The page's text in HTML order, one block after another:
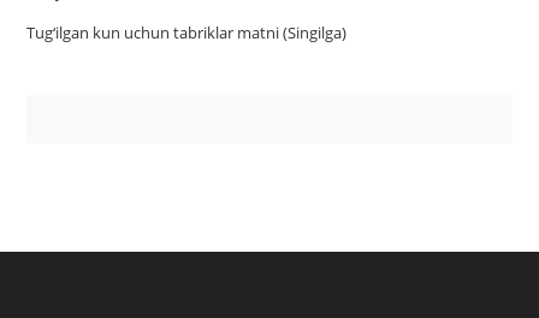
Tug‘ilgan kun uchun tabriklar matni (Singilga)